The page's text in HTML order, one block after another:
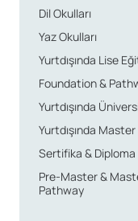
deneyimler
eğlenceli
kazandıracaktır.
Diğer ülkelere göre
cazip olan Güney
Dil Okulları
Yaz Okulları
Yurtdışında Lise
Foundation &
Yurtdışında
Yurtdışında Master
Sertifika & Diploma
Pre-Master &
Pathway